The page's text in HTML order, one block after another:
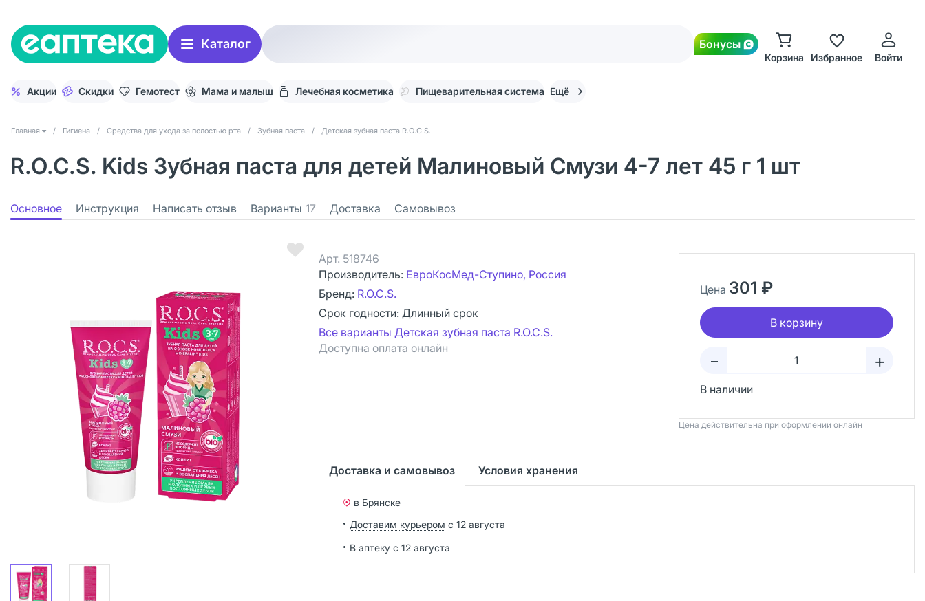
Каталог Бонусы
Корзина Избранное Войти
Акции Скидки Гемотест Мама и малыш Лечебная косметика Пищеварительная система Ещё
Главная / Гигиена / Средства для ухода за полостью рта / Зубная паста / Детская зубная паста R.O.C.S.
R.O.C.S. Kids Зубная паста для детей Малиновый Смузи 4-7 лет 45 г 1 шт
Основное Инструкция Написать отзыв Варианты 17 Доставка Самовывоз
Арт. 518746
Производитель: ЕвроКосМед-Ступино, Россия
Бренд: R.O.C.S.
Срок годности: Длинный срок
Все варианты Детская зубная паста R.O.C.S.
Доступна оплата онлайн
Цена 301 ₽
В корзину
– +
В наличии
Цена действительна при оформлении онлайн
Доставка и самовывоз Условия хранения
в Брянске
Доставим курьером с 12 августа
В аптеку с 12 августа